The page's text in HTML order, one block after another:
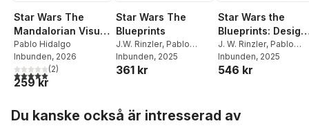
Star Wars The
Mandalorian Visual
Guide
Pablo Hidalgo
Inbunden, 2026
5,0utav 5 stjärnor. Totalt antal röster:
(2)
259 kr
Star Wars The
Blueprints
J.W. Rinzler, Pablo
Hidalgo
Inbunden, 2025
361 kr
Star Wars the
Blueprints:
and Artwork from
the Skywalker
Saga
J. W. Rinzler, Pablo
Hidalgo
Inbunden, 2025
546 kr
Du kanske också är intresserad av